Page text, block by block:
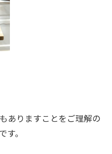
ありますことをご理解の
す。